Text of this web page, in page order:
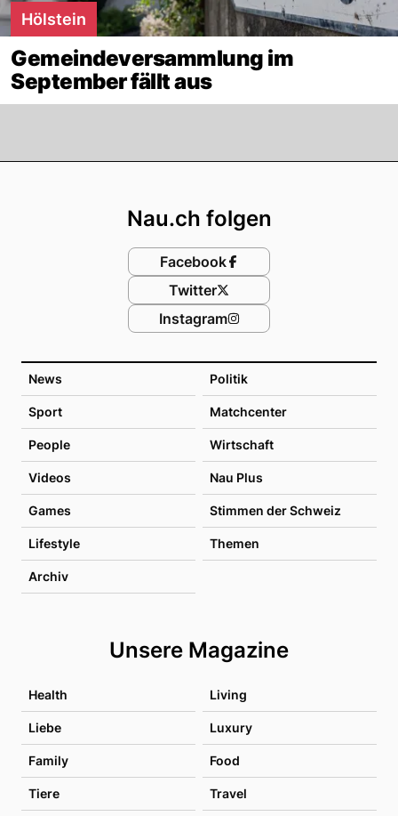
Hölstein
Gemeindeversammlung im
September fällt aus
News Politik
Sport Matchcenter
People Wirtschaft
Videos Nau Plus
Games Stimmen der Schweiz
Lifestyle Themen
Archiv
Unsere Magazine
Health Living
Liebe Luxury
Family Food
Tiere Travel
Nau.ch folgen
Facebook
Twitter
Instagram